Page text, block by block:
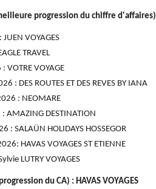
progression du chiffre d'affaires)
VOYAGES
TRAVEL
VOTRE VOYAGE
: DES ROUTES ET DES REVES BY IANA
: NEOMARE
AMAZING DESTINATION
SALAÜN HOLIDAYS HOSSEGOR
HAVAS VOYAGES ST ETIENNE
LUTRY VOYAGES
du CA) : HAVAS VOYAGES